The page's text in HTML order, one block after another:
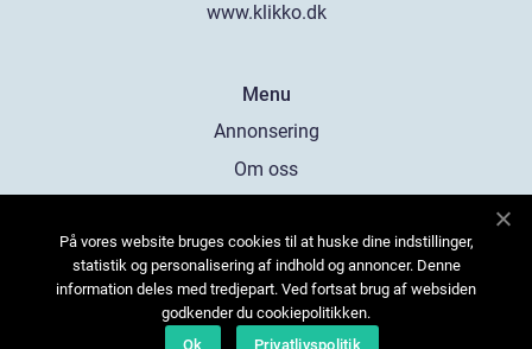
www.klikko.dk
Menu
Annonsering
Om oss
Kontakta oss
Sitemap
På vores website bruges cookies til at huske dine indstillinger,
statistik og personalisering af indhold og annoncer. Denne
information deles med tredjepart. Ved fortsat brug af websiden
godkender du cookiepolitikken.
Ok
Privatlivspolitik